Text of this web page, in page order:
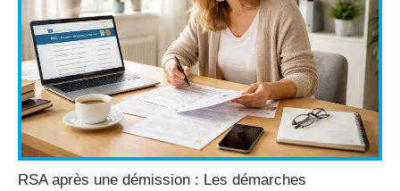
RSA après une démission : Les démarches